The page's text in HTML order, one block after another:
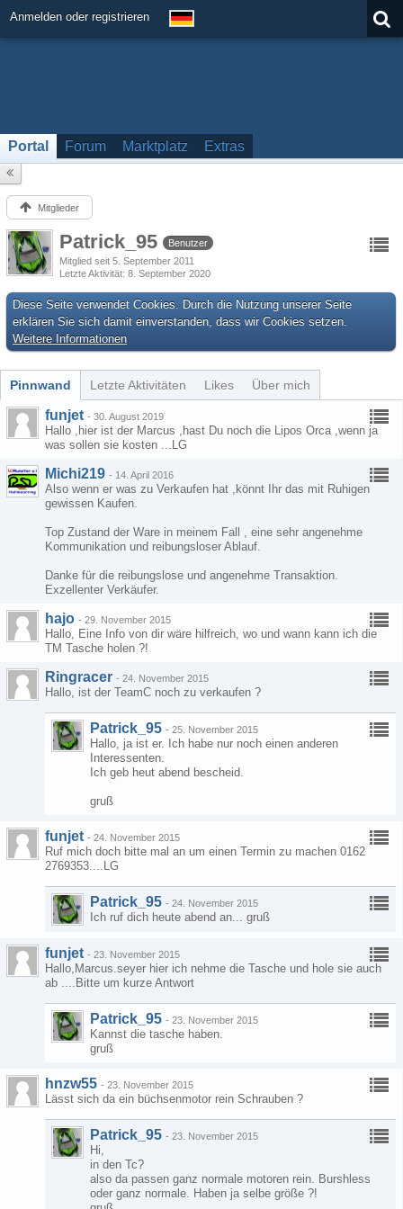
Anmelden oder registrieren
Portal Forum Marktplatz Extras
Mitglieder
Patrick_95
Benutzer
Mitglied seit 5. September 2011
Letzte Aktivität 8. September 2020
Diese Seite verwendet Cookies. Durch die Nutzung unserer Seite
erklären Sie sich damit einverstanden, dass wir Cookies setzen.
Weitere Informationen
Pinnwand Letzte Aktivitäten Likes Über mich
funjet - 30. August 2019
Hallo ,hier ist der Marcus ,hast Du noch die Lipos Orca ,wenn ja
was sollen sie kosten ...LG
Michi219 - 14. April 2016
Also wenn er was zu Verkaufen hat ,könnt Ihr das mit Ruhigen
gewissen Kaufen.
Top Zustand der Ware in meinem Fall , eine sehr angenehme
Kommunikation und reibungsloser Ablauf.
Danke für die reibungslose und angenehme Transaktion.
Exzellenter Verkäufer.
hajo - 29. November 2015
Hallo, Eine Info von dir wäre hilfreich, wo und wann kann ich die
TM Tasche holen ?!
Ringracer - 24. November 2015
Hallo, ist der TeamC noch zu verkaufen ?
Patrick_95 - 25. November 2015
Hallo, ja ist er. Ich habe nur noch einen anderen
Interessenten.
Ich geb heut abend bescheid.
gruß
funjet - 24. November 2015
Ruf mich doch bitte mal an um einen Termin zu machen 0162
2769353....LG
Patrick_95 - 24. November 2015
Ich ruf dich heute abend an... gruß
funjet - 23. November 2015
Hallo,Marcus.seyer hier ich nehme die Tasche und hole sie auch
ab ....Bitte um kurze Antwort
Patrick_95 - 23. November 2015
Kannst die tasche haben.
gruß
hnzw55 - 23. November 2015
Lässt sich da ein büchsenmotor rein Schrauben ?
Patrick_95 - 23. November 2015
Hi,
in den Tc?
also da passen ganz normale motoren rein. Burshless
oder ganz normale. Haben ja selbe größe ?!